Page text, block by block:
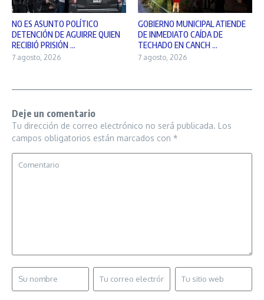
NO ES ASUNTO POLÍTICO
DETENCIÓN DE AGUIRRE QUIEN
RECIBIÓ PRISIÓN ...
7 agosto, 2026
GOBIERNO MUNICIPAL ATIENDE
DE INMEDIATO CAÍDA DE
TECHADO EN CANCH ...
7 agosto, 2026
Deje un comentario
Tu dirección de correo electrónico no será publicada. Los
campos obligatorios están marcados con *